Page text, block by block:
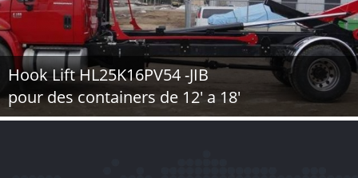
Hook Lift HL25K16PV54 -JIB
pour des containers de 12' a 18'